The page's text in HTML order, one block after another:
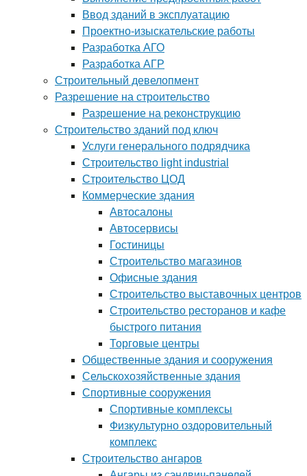
Ввод зданий в эксплуатацию
Проектно-изыскательские работы
Разработка АГО
Разработка АГР
Строительный девелопмент
Разрешение на строительство
Разрешение на реконструкцию
Строительство зданий под ключ
Услуги генерального подрядчика
Строительство light industrial
Строительство ЦОД
Коммерческие здания
Автосалоны
Автосервисы
Гостиницы
Строительство магазинов
Офисные здания
Строительство выставочных центров
Строительство ресторанов и кафе
быстрого питания
Торговые центры
Общественные здания и сооружения
Сельскохозяйственные здания
Спортивные сооружения
Спортивные комплексы
Физкультурно оздоровительный
комплекс
Строительство ангаров